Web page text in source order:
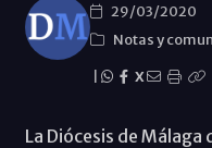
29/03/2020
Notas y
X
La Diócesis de Málaga